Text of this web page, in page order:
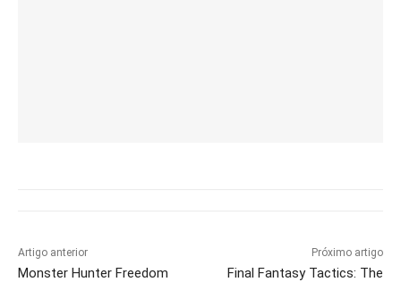
Artigo anterior
Monster Hunter Freedom
Próximo artigo
Final Fantasy Tactics: The